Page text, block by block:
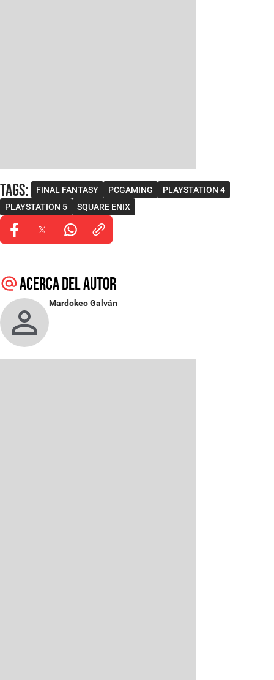
Tags: FINAL FANTASY PCGAMING
PLAYSTATION 4
PLAYSTATION 5
SQUARE ENIX
Opens in new window
Opens in new window
Opens in new window
Acerca del autor
Mardokeo Galván